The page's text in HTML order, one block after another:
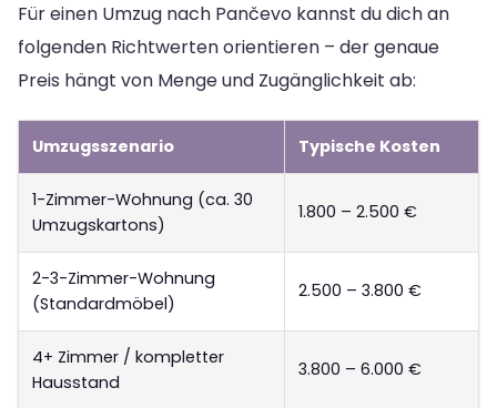
Für einen Umzug nach Pančevo kannst du dich an
folgenden Richtwerten orientieren – der genaue
Preis hängt von Menge und Zugänglichkeit ab:
Umzugsszenario Typische Kosten
1-Zimmer-Wohnung (ca. 30
Umzugskartons)
1.800 – 2.500 €
2-3-Zimmer-Wohnung
(Standardmöbel)
2.500 – 3.800 €
4+ Zimmer / kompletter
Hausstand
3.800 – 6.000 €